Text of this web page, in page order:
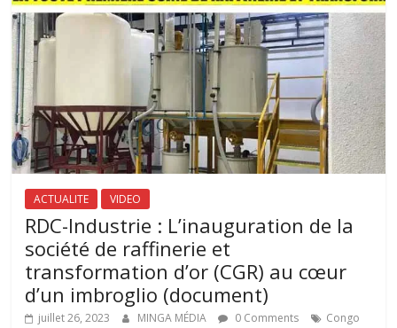
ACTUALITE VIDEO
RDC-Industrie : L’inauguration de la
société de raffinerie et
transformation d’or (CGR) au cœur
d’un imbroglio (document)
juillet 26, 2023 MINGA MÉDIA 0 Comments
Congo